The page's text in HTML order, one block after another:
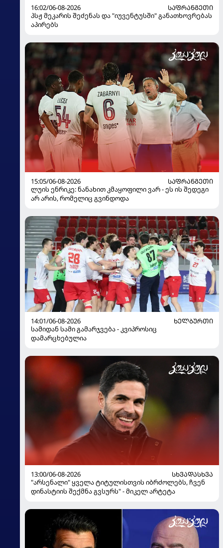
16:02/06-08-2026
ᲡᲐᲤᲠᲐᲜᲒᲔᲗᲘ
პსჟ მეკარის შეძენას და "იუვენტუსში" განათხოვრებას
აპირებს
15:05/06-08-2026
ᲡᲐᲤᲠᲐᲜᲒᲔᲗᲘ
ლუის ენრიკე: ნანახით კმაყოფილი ვარ - ეს ის შედეგი
არ არის, რომელიც გვინდოდა
14:01/06-08-2026
ᲮᲔᲚᲑᲣᲠᲗᲘ
სამიდან სამი გამარჯვება - კვიპროსიც
დამარცხებულია
13:00/06-08-2026
ᲡᲮᲕᲐᲓᲐᲡᲮᲕᲐ
"არსენალი" ყველა ტიტულისთვის იბრძოლებს, ჩვენ
დინასტიის შექმნა გვსურს" - მიკელ არტეტა